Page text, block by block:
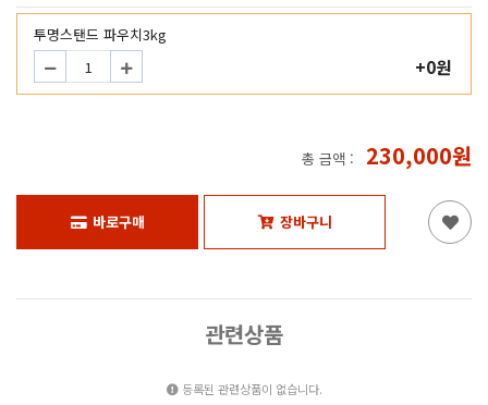
투명스탠드 파우치3kg
+0원
총 금액 : 230,000원
바로구매 장바구니
관련상품
등록된 관련상품이 없습니다.